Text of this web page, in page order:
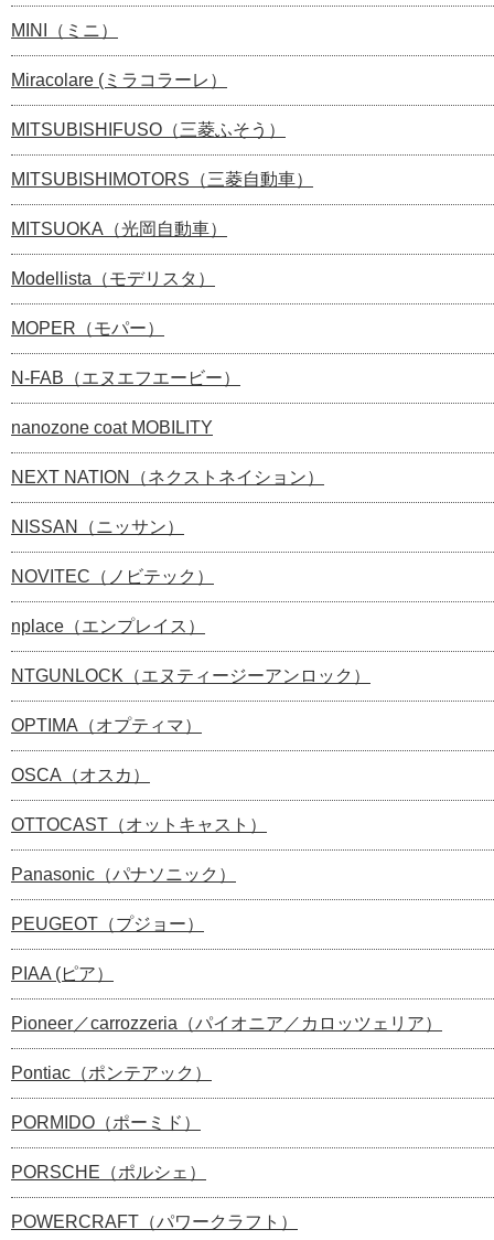
MINI（ミニ）
Miracolare (ミラコラーレ）
MITSUBISHIFUSO（三菱ふそう）
MITSUBISHIMOTORS（三菱自動車）
MITSUOKA（光岡自動車）
Modellista（モデリスタ）
MOPER（モパー）
N-FAB（エヌエフエービー）
nanozone coat MOBILITY
NEXT NATION（ネクストネイション）
NISSAN（ニッサン）
NOVITEC（ノビテック）
nplace（エンプレイス）
NTGUNLOCK（エヌティージーアンロック）
OPTIMA（オプティマ）
OSCA（オスカ）
OTTOCAST（オットキャスト）
Panasonic（パナソニック）
PEUGEOT（プジョー）
PIAA (ピア）
Pioneer／carrozzeria（パイオニア／カロッツェリア）
Pontiac（ポンテアック）
PORMIDO（ポーミド）
PORSCHE（ポルシェ）
POWERCRAFT（パワークラフト）